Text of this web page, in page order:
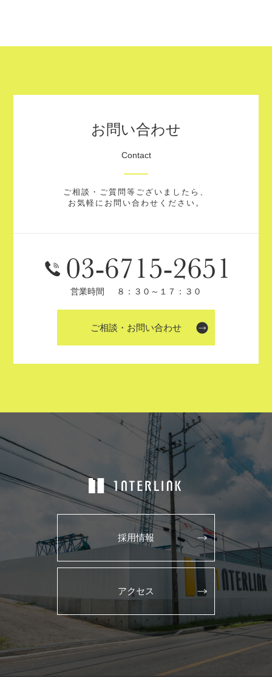
お問い合わせ
Contact
ご相談・ご質問等ございましたら、
お気軽にお問い合わせください。
営業時間 ８：３０～１７：３０
ご相談・お問い合わせ
採用情報
アクセス